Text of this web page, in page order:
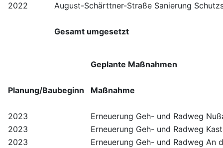
2022
August-Schärttner-Straße Sanierung
Gesamt umgesetzt
Geplante Maßnahmen
Planung/Baubeginn Maßnahme
2023
Erneuerung Geh- und Radweg
2023
Erneuerung Geh- und Radweg
2023
Erneuerung Geh- und Radweg An